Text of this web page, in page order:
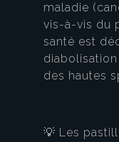
maladie
vis-à-vis du
santé est
des hautes
💡 Les